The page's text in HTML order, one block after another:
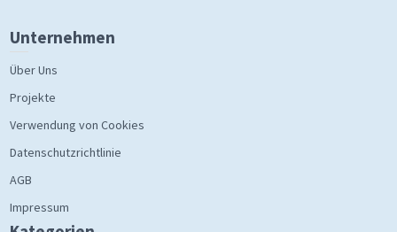
Unternehmen
Über Uns
Projekte
Verwendung von Cookies
Datenschutzrichtlinie
AGB
Impressum